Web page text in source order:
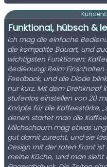
Funktional, hübsch &
Ich mag die einfache
die kompakte Bauart, und
wichtigsten Funktionen:
Bedienung: Beim
Feedback, und die Diode
nur kurz. Mit dem Drehknopf
stufenlos einstellen von 20
Knöpfe für die Kaffeestärke,
denen startet man die
Milchschaum mag etwas
gut damit zurecht, und sie
Design mit der roten Front
meine Küche, und man